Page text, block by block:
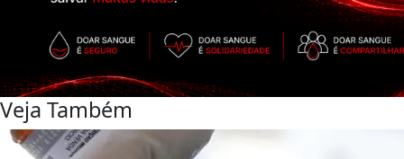
Veja Também